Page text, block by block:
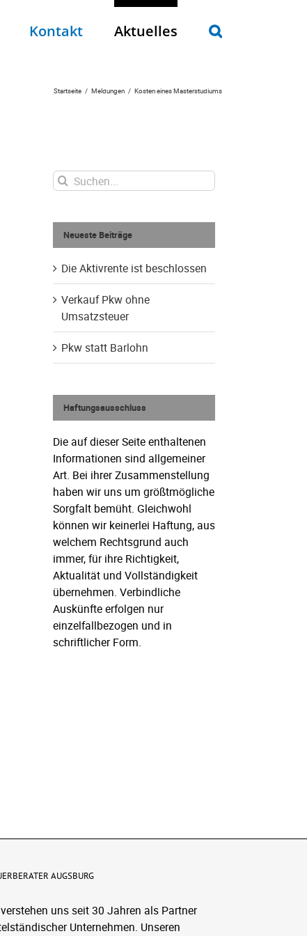
Kontakt Aktuelles
Startseite Meldungen Kosten eines Masterstudiums
Suche
nach:
Neueste Beiträge
Die Aktivrente ist beschlossen
Verkauf Pkw ohne
Umsatzsteuer
Pkw statt Barlohn
Haftungsausschluss
Die auf dieser Seite enthaltenen
Informationen sind allgemeiner
Art. Bei ihrer Zusammenstellung
haben wir uns um größtmögliche
Sorgfalt bemüht. Gleichwohl
können wir keinerlei Haftung, aus
welchem Rechtsgrund auch
immer, für ihre Richtigkeit,
Aktualität und Vollständigkeit
übernehmen. Verbindliche
Auskünfte erfolgen nur
einzelfallbezogen und in
schriftlicher Form.
AUGSBURG
uns seit 30 Jahren als Partner
Unternehmen. Unseren